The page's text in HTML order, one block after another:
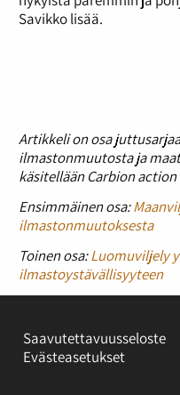
Savikko lisää.
Artikkeli on osa
ilmastonmuutosta ja
käsitellään Carbion
Ensimmäinen osa:
ilmastonmuutoksesta
Toinen osa:Luomuviljely
ilmastoystävällisyyteen
Saavutettavuusseloste
Evästeasetukset